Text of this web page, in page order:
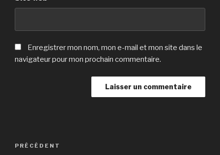
Enregistrer mon nom, mon e-mail et mon site dans le
navigateur pour mon prochain commentaire.
Navigation
Article
PRÉCÉDENT